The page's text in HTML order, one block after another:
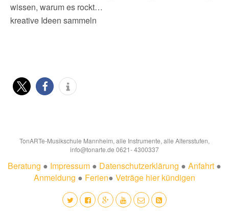
wissen, warum es rockt…
kreative Ideen sammeln
TonARTe-Musikschule Mannheim, alle Instrumente, alle Altersstufen,
info@tonarte.de 0621- 4300337
Beratung ● Impressum ● Datenschutzerklärung ● Anfahrt ●
Anmeldung ● Ferien● Veträge hier kündigen